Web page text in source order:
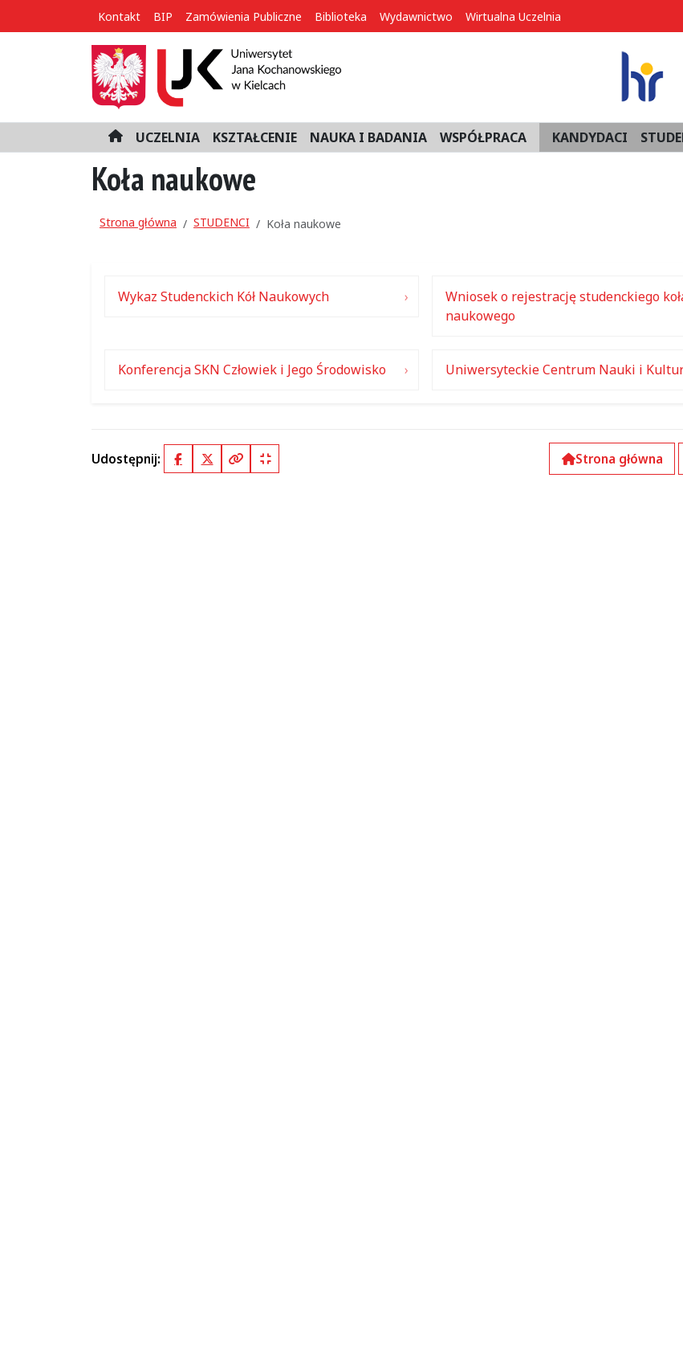
Kontakt BIP Zamówienia Publiczne Biblioteka Wydawnictwo Wirtualna Uczelnia
H
o
m
e
UCZELNIA KSZTAŁCENIE NAUKA I BADANIA WSPÓŁPRACA KANDYDACI
Koła naukowe
Strona główna STUDENCI Koła naukowe
Wykaz Studenckich Kół Naukowych
Wniosek o rejestrację studenckiego
naukowego
Konferencja SKN Człowiek i Jego Środowisko Uniwersyteckie Centrum Nauki i
Udostępnij: FacebookX (Twitter)
Kopiuj pełny link
Kopiuj krótki link Strona główna